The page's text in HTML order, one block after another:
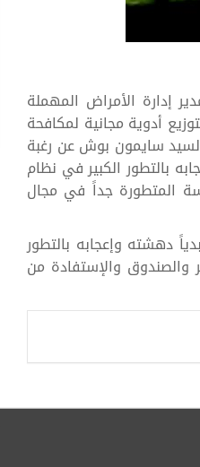
إدارة الأمراض المهملة
أدوية مجانية لمكافحة
سايمون بوش عن رغبة
بالتطور الكبير في نظام
المتطورة جداً في مجال
دهشته وإعجابه بالتطور
والصندوق والإستفادة من